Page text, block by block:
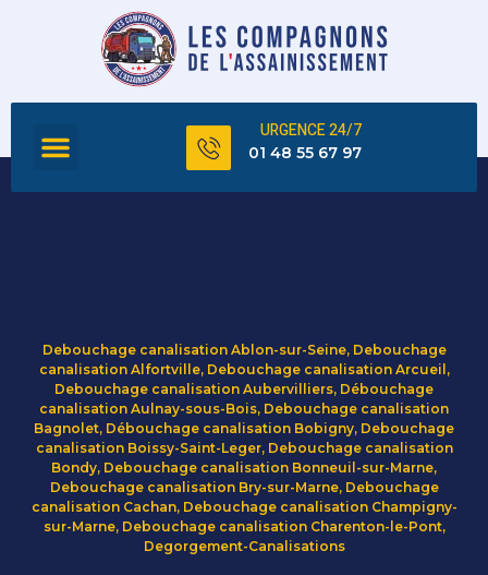
URGENCE 24/7
01 48 55 67 97
Debouchage canalisation Ablon-sur-Seine, Debouchage
canalisation Alfortville, Debouchage canalisation Arcueil ,
Debouchage canalisation Aubervilliers, Débouchage
canalisation Aulnay-sous-Bois, Debouchage canalisation
Bagnolet, Débouchage canalisation Bobigny, Debouchage
canalisation Boissy-Saint-Leger, Debouchage canalisation
Bondy, Debouchage canalisation Bonneuil-sur-Marne,
Debouchage canalisation Bry-sur-Marne, Debouchage
canalisation Cachan, Debouchage canalisation Champigny-
sur-Marne, Debouchage canalisation Charenton-le-Pont,
Degorgement-Canalisations